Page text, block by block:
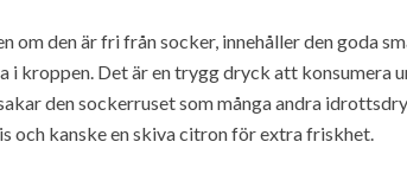
om den är fri från socker, innehåller den goda
i kroppen. Det är en trygg dryck att konsumera
den sockerruset som många andra
och kanske en skiva citron för extra friskhet.